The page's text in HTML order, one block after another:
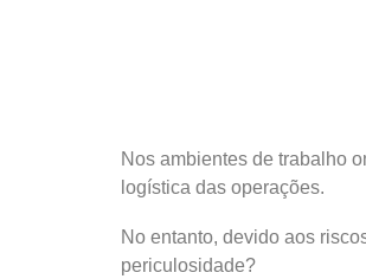
Nos ambientes de trabalho
logística das operações.
No entanto, devido aos
periculosidade?